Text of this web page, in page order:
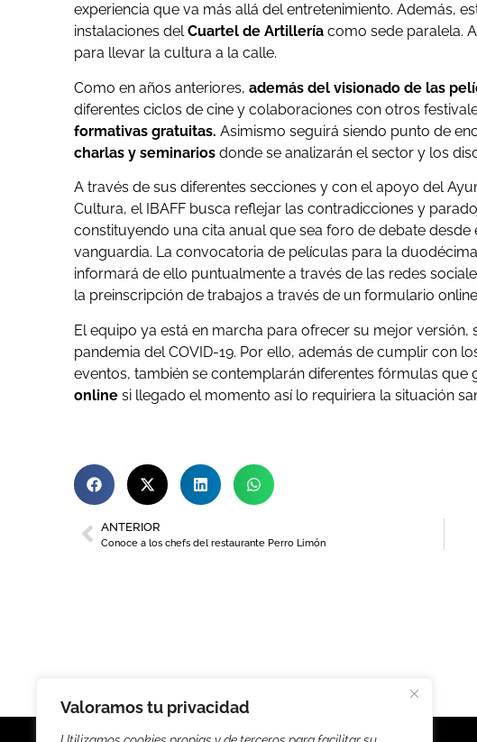
Valoramos tu privacidad
experiencia que va más allá del entretenimiento. Además,
instalaciones delCuartel de Artillería como sede paralela.
para llevar la cultura a la calle.
Como en años anteriores, además del visionado de las
diferentes ciclos de cine y colaboraciones con otros
formativas gratuitas. Asimismo seguirá siendo punto de
charlas y seminarios donde se analizarán el sector y los
A través de sus diferentes secciones y con el apoyo del
Cultura, el IBAFF busca reflejar las contradicciones y
constituyendo una cita anual que sea foro de debate
vanguardia. La convocatoria de películas para la
informará de ello puntualmente a través de las redes
la preinscripción de trabajos a través de un formulario
El equipo ya está en marcha para ofrecer su mejor
pandemia del COVID-19. Por ello, además de cumplir con
eventos, también se contemplarán diferentes fórmulas que
online si llegado el momento así lo requiriera la situación
ANTERIOR
Conoce a los chefs del restaurante Perro Limón